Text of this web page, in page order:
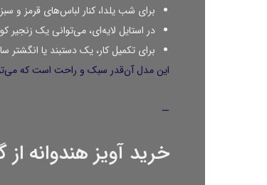
برای شب یلدا، کنار لباس‌های قرمز و
در استایل لایه‌ای، می‌توانی یک زنجیر
برای تکمیل کار، یک دستبند یا انگشتر
این مدل آن‌قدر سبک و راحت است که
—
خرید آویز هندوانه